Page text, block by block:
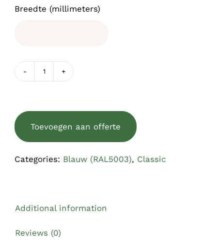
Breedte (millimeters)
Houten
Toevoegen aan offerte
Categories: Blauw (RAL5003), Classic
Additional information
Reviews (0)